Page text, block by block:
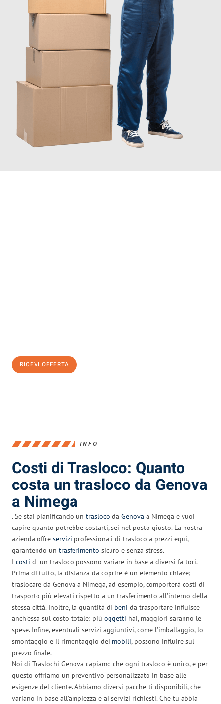
RICEVI OFFERTA
INFO
Costi di Trasloco: Quanto
costa un trasloco da Genova
a Nimega
. Se stai pianificando un trasloco da Genova a Nimega e vuoi
capire quanto potrebbe costarti, sei nel posto giusto. La nostra
azienda offre servizi professionali di trasloco a prezzi equi,
garantendo un trasferimento sicuro e senza stress.
I costi di un trasloco possono variare in base a diversi fattori.
Prima di tutto, la distanza da coprire è un elemento chiave;
traslocare da Genova a Nimega, ad esempio, comporterà costi di
trasporto più elevati rispetto a un trasferimento all’interno della
stessa città. Inoltre, la quantità di beni da trasportare influisce
anch’essa sul costo totale: più oggetti hai, maggiori saranno le
spese. Infine, eventuali servizi aggiuntivi, come l’imballaggio, lo
smontaggio e il rimontaggio dei mobili, possono influire sul
prezzo finale.
Noi di Traslochi Genova capiamo che ogni trasloco è unico, e per
questo offriamo un preventivo personalizzato in base alle
esigenze del cliente. Abbiamo diversi pacchetti disponibili, che
variano in base all’ampiezza e ai servizi richiesti. Che tu abbia